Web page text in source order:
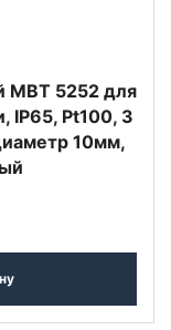
MBT 5252 для
IP65, Pt100, 3
10мм,